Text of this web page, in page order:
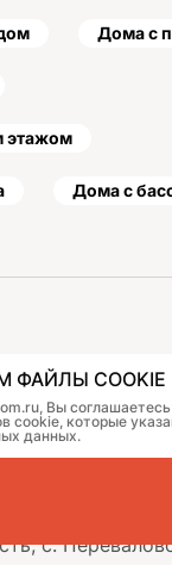
Дома с
этажом
Дома с
Контакты
Журнал
Как
с.
COOKIE
Вы соглашаетесь
cookie, которые
данных.